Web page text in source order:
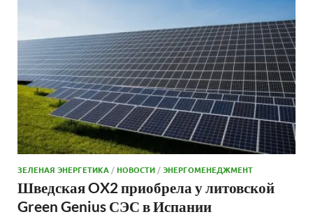
ЗЕЛЕНАЯ ЭНЕРГЕТИКА /НОВОСТИ /ЭНЕРГОМЕНЕДЖМЕНТ
Шведская OX2 приобрела у литовской
Green Genius СЭС в Испании